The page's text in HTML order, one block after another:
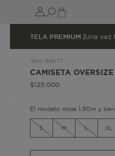
TELA PREMIUM |Una vez
Item: 94077
CAMISETA
$125 000
El modelo mide 1.90m y
S M L XL